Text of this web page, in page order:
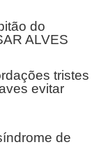
do
ALVES
tristes
evitar
de